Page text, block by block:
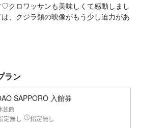
クロワッサンも美味しくて感動しまし
、クジラ類の映像がもう少し迫力があ
ラン
SAPPORO 入館券
族館
定無し 指定無し